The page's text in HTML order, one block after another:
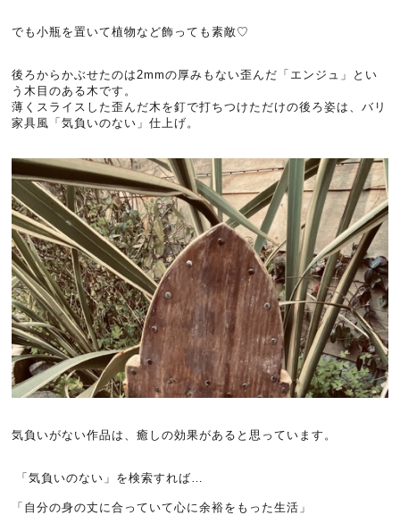
でも小瓶を置いて植物など飾っても素敵♡
後ろからかぶせたのは2mmの厚みもない歪んだ「エンジュ」とい
う木目のある木です。
薄くスライスした歪んだ木を釘で打ちつけただけの後ろ姿は、バリ
家具風「気負いのない」仕上げ。
気負いがない作品は、癒しの効果があると思っています。
「気負いのない」を検索すれば…
「自分の身の丈に合っていて心に余裕をもった生活」